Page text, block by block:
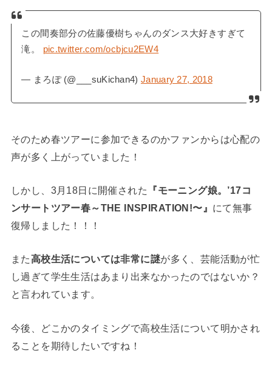
この間奏部分の佐藤優樹ちゃんのダンス大好きすぎて
滝。 pic.twitter.com/ocbjcu2EW4
— まろぽ (@___suKichan4) January 27, 2018
そのため春ツアーに参加できるのかファンからは心配の
声が多く上がっていました！
しかし、3月18日に開催された
『モーニング娘。’17コ
ンサートツアー春～THE INSPIRATION!〜』 にて無事
復帰しました！！！
また高校生活については非常に謎が多く、芸能活動が忙
し過ぎて学生生活はあまり出来なかったのではないか？
と言われています。
今後、どこかのタイミングで高校生活について明かされ
ることを期待したいですね！